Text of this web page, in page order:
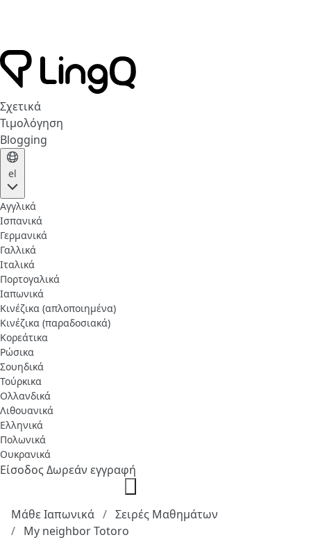
Σχετικά
Τιμολόγηση
Blogging
el
Αγγλικά
Ισπανικά
Γερμανικά
Γαλλικά
Ιταλικά
Πορτογαλικά
Ιαπωνικά
Κινέζικα (απλοποιημένα)
Κινέζικα (παραδοσιακά)
Κορεάτικα
Ρώσικα
Σουηδικά
Τούρκικα
Ολλανδικά
Λιθουανικά
Ελληνικά
Πολωνικά
Ουκρανικά
ΕίσοδοςΔωρεάν εγγραφή
Μάθε Ιαπωνικά
Σειρές Μαθημάτων
My neighbor Totoro